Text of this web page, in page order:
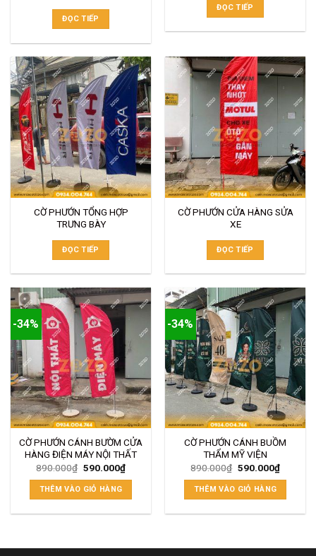
ĐỌC TIẾP
ĐỌC TIẾP
CỜ PHƯỚN TỔNG HỢP
TRƯNG BÀY
ĐỌC TIẾP
CỜ PHƯỚN CỬA HÀNG SỬA
XE
ĐỌC TIẾP
-34%
CỜ PHƯỚN CÁNH BƯỜM CỬA
HÀNG ĐIỆN MÁY NỘI THẤT
890.000₫ 590.000₫
THÊM VÀO GIỎ HÀNG
-34%
CỜ PHƯỚN CÁNH BUỒM
THẨM MỸ VIỆN
890.000₫ 590.000₫
THÊM VÀO GIỎ HÀNG